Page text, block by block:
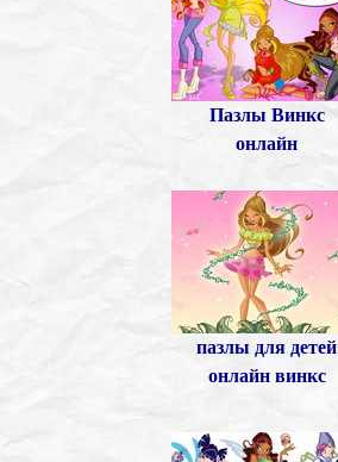
Пазлы Винкс
онлайн
пазлы для детей
онлайн винкс